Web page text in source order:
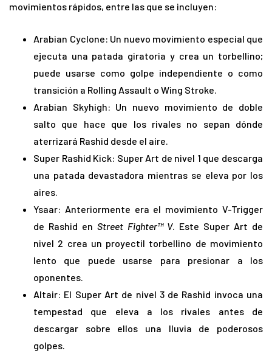
movimientos rápidos, entre las que se incluyen:
Arabian Cyclone: Un nuevo movimiento especial que
ejecuta una patada giratoria y crea un torbellino;
puede usarse como golpe independiente o como
transición a Rolling Assault o Wing Stroke.
Arabian Skyhigh: Un nuevo movimiento de doble
salto que hace que los rivales no sepan dónde
aterrizará Rashid desde el aire.
Super Rashid Kick: Super Art de nivel 1 que descarga
una patada devastadora mientras se eleva por los
aires.
Ysaar: Anteriormente era el movimiento V-Trigger
de Rashid en Street Fighter™ V. Este Super Art de
nivel 2 crea un proyectil torbellino de movimiento
lento que puede usarse para presionar a los
oponentes.
Altair: El Super Art de nivel 3 de Rashid invoca una
tempestad que eleva a los rivales antes de
descargar sobre ellos una lluvia de poderosos
golpes.